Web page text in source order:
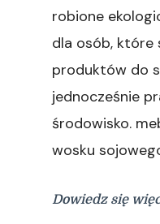
robione
dla osób, które
produktów do
jednocześnie
środowisko.
wosku
Dowiedz się